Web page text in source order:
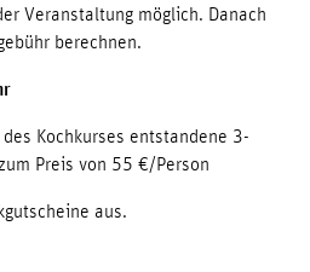
Veranstaltung möglich. Danach
berechnen.
Kochkurses entstandene 3-
Preis von 55 €/Person
aus.